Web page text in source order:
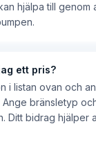
hjälpa till genom
ett pris?
i listan ovan och
bränsletyp
Ditt bidrag hjälper